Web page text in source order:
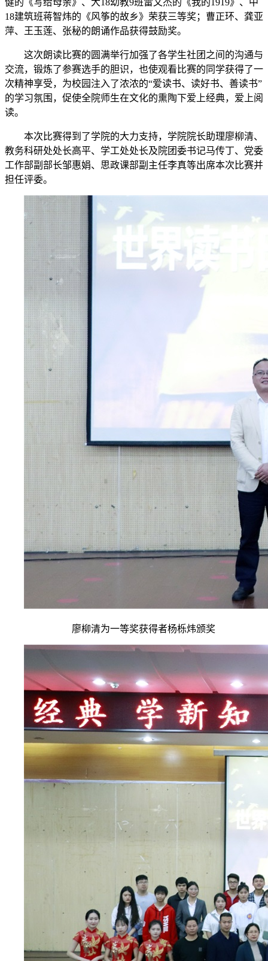
18建筑班蒋智炜的《风筝的故乡》荣获三等奖；曹正环、龚亚
萍、王玉莲、张秘的朗诵作品获得鼓励奖。
这次朗读比赛的圆满举行加强了各学生社团之间的沟通与
交流，锻炼了参赛选手的胆识，也使观看比赛的同学获得了一
次精神享受，为校园注入了浓浓的“爱读书、读好书、善读书”
的学习氛围，促使全院师生在文化的熏陶下爱上经典，爱上阅
读。
本次比赛得到了学院的大力支持，学院院长助理廖柳清、
教务科研处处长高平、学工处处长及院团委书记马传丁、党委
工作部副部长邹惠娟、思政课部副主任李真等出席本次比赛并
担任评委。
廖柳清为一等奖获得者杨栎炜颁奖